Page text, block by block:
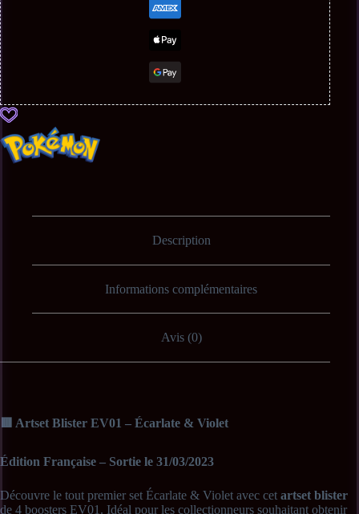
Description
Informations complémentaires
Avis (0)
🟥 Artset Blister EV01 – Écarlate & Violet
Édition Française – Sortie le 31/03/2023
Découvre le tout premier set Écarlate & Violet avec cet artset blister
de 4 boosters EV01. Idéal pour les collectionneurs souhaitant obtenir